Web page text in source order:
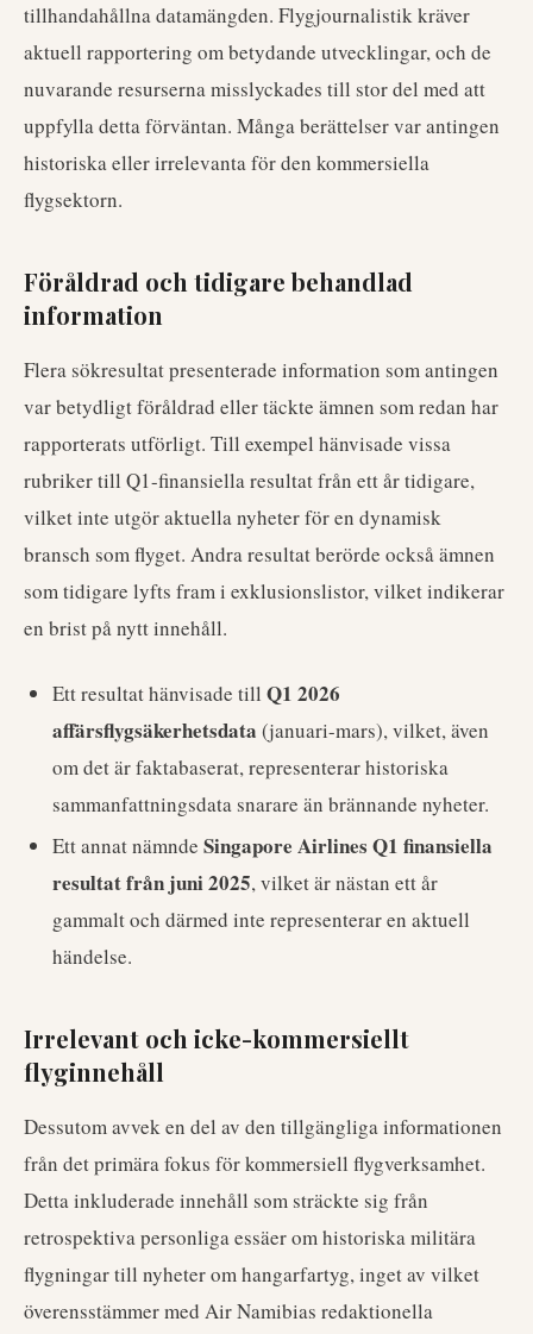
tillhandahållna datamängden. Flygjournalistik kräver
aktuell rapportering om betydande utvecklingar, och de
nuvarande resurserna misslyckades till stor del med att
uppfylla detta förväntan. Många berättelser var antingen
historiska eller irrelevanta för den kommersiella
flygsektorn.
Föråldrad och tidigare behandlad
information
Flera sökresultat presenterade information som antingen
var betydligt föråldrad eller täckte ämnen som redan har
rapporterats utförligt. Till exempel hänvisade vissa
rubriker till Q1-finansiella resultat från ett år tidigare,
vilket inte utgör aktuella nyheter för en dynamisk
bransch som flyget. Andra resultat berörde också ämnen
som tidigare lyfts fram i exklusionslistor, vilket indikerar
en brist på nytt innehåll.
Ett resultat hänvisade till Q1 2026
affärsflygsäkerhetsdata (januari-mars), vilket, även
om det är faktabaserat, representerar historiska
sammanfattningsdata snarare än brännande nyheter.
Ett annat nämnde Singapore Airlines Q1 finansiella
resultat från juni 2025, vilket är nästan ett år
gammalt och därmed inte representerar en aktuell
händelse.
Irrelevant och icke-kommersiellt
flyginnehåll
Dessutom avvek en del av den tillgängliga informationen
från det primära fokus för kommersiell flygverksamhet.
Detta inkluderade innehåll som sträckte sig från
retrospektiva personliga essäer om historiska militära
flygningar till nyheter om hangarfartyg, inget av vilket
överensstämmer med Air Namibias redaktionella